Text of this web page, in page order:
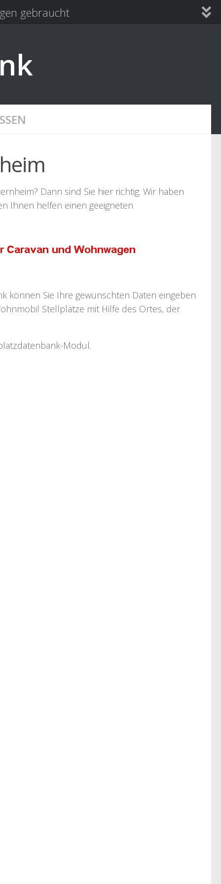
gebraucht
Dann sind Sie hier richtig. Wir haben
Ihnen helfen einen geeigneten
können Sie Ihre gewünschten Daten eingeben
Stellplätze mit Hilfe des Ortes, der
Modul.